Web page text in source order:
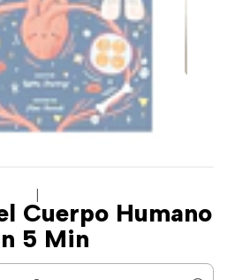
Cuerpo Humano
5 Min